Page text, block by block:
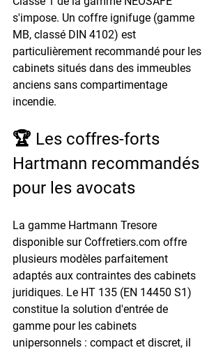
s'impose. Un coffre ignifuge (gamme
MB, classé DIN 4102) est
particulièrement recommandé pour les
cabinets situés dans des immeubles
anciens sans compartimentage
incendie.
🏆 Les coffres-forts
Hartmann recommandés
pour les avocats
La gamme Hartmann Tresore
disponible sur Coffretiers.com offre
plusieurs modèles parfaitement
adaptés aux contraintes des cabinets
juridiques. Le HT 135 (EN 14450 S1)
constitue la solution d'entrée de
gamme pour les cabinets
unipersonnels : compact et discret, il